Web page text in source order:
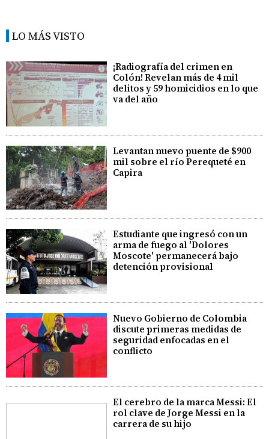
LO MÁS VISTO
¡Radiografía del crimen en
Colón! Revelan más de 4 mil
delitos y 59 homicidios en lo que
va del año
Levantan nuevo puente de $900
mil sobre el río Perequeté en
Capira
Estudiante que ingresó con un
arma de fuego al 'Dolores
Moscote' permanecerá bajo
detención provisional
Nuevo Gobierno de Colombia
discute primeras medidas de
seguridad enfocadas en el
conflicto
El cerebro de la marca Messi: El
rol clave de Jorge Messi en la
carrera de su hijo